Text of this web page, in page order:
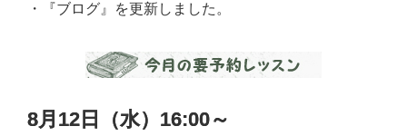
・『ブログ』を更新しました。
8月12日（水）16:00～